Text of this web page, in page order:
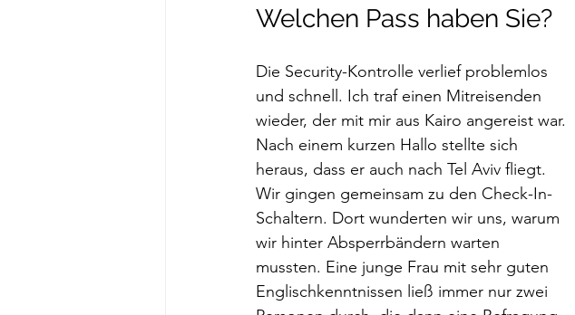
Welchen Pass haben Sie?
Die Security-Kontrolle verlief problemlos
und schnell. Ich traf einen Mitreisenden
wieder, der mit mir aus Kairo angereist war.
Nach einem kurzen Hallo stellte sich
heraus, dass er auch nach Tel Aviv fliegt.
Wir gingen gemeinsam zu den Check-In-
Schaltern. Dort wunderten wir uns, warum
wir hinter Absperrbändern warten
mussten. Eine junge Frau mit sehr guten
Englischkenntnissen ließ immer nur zwei